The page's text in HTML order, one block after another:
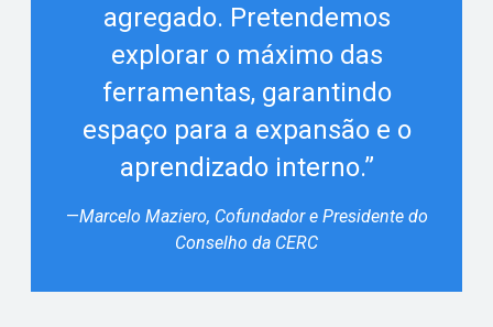
agregado. Pretendemos
explorar o máximo das
ferramentas, garantindo
espaço para a expansão e o
aprendizado interno.”
—Marcelo Maziero, Cofundador e Presidente do
Conselho da CERC